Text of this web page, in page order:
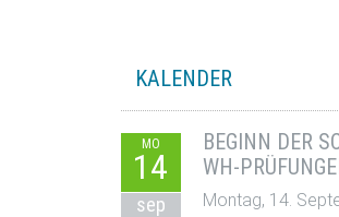
KALENDER
MO
14
sep
BEGINN DER
WH-
Montag, 14.